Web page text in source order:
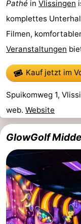
Pathé in Vlissingen
komplettes
Filmen,
Veranstaltungen
Kauf jetzt im
Spuikomweg 1,
web. Website
GlowGolf